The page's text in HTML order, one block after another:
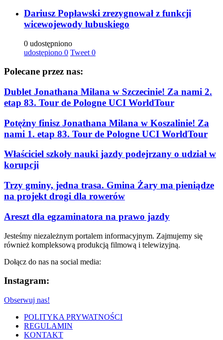
Dariusz Popławski zrezygnował z funkcji
wicewojewody lubuskiego
0 udostępniono
udostępiono 0 Tweet 0
Polecane przez nas:
Dublet Jonathana Milana w Szczecinie! Za nami 2.
etap 83. Tour de Pologne UCI WorldTour
Potężny finisz Jonathana Milana w Koszalinie! Za
nami 1. etap 83. Tour de Pologne UCI WorldTour
Właściciel szkoły nauki jazdy podejrzany o udział w
korupcji
Trzy gminy, jedna trasa. Gmina Żary ma pieniądze
na projekt drogi dla rowerów
Areszt dla egzaminatora na prawo jazdy
Jesteśmy niezależnym portalem informacyjnym. Zajmujemy się
również kompleksową produkcją filmową i telewizyjną.
Dołącz do nas na social media:
Instagram:
Obserwuj nas!
POLITYKA PRYWATNOŚCI
REGULAMIN
KONTAKT